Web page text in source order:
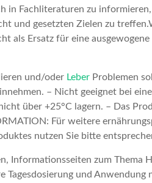
in Fachliteraturen zu
und gesetzten Zielen zu
als Ersatz für eine ausgewogene
und/oder Leber Problemen
– Nicht geeignet bei
über +25°C lagern. – Das
Für weitere
nutzen Sie bitte
Informationsseiten zum Thema
und Anwendung